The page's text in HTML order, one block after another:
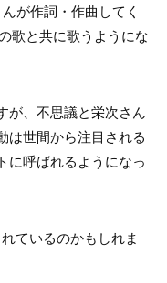
が作詞・作曲してく
歌と共に歌うようにな
が、不思議と栄次さん
は世間から注目される
に呼ばれるようになっ
ているのかもしれま